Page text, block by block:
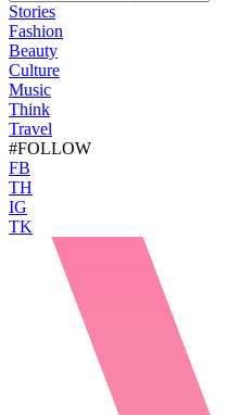
Stories
Fashion
Beauty
Culture
Music
Think
Travel
#FOLLOW
FB
TH
IG
TK